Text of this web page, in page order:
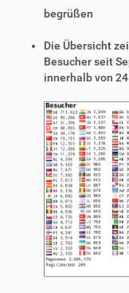
begrüßen
Die Übersicht
Besucher seit
innerhalb von